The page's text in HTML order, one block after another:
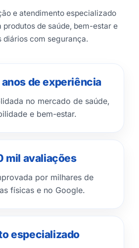
e atendimento especializado
produtos de saúde, bem-estar e
diários com segurança.
de experiência
no mercado de saúde,
e bem-estar.
mil avaliações
por milhares de
físicas e no Google.
especializado